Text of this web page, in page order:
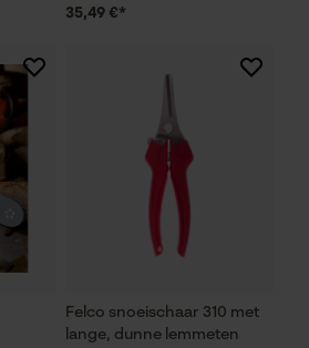
35,49 €*
Felco snoeischaar 310 met
lange, dunne lemmeten